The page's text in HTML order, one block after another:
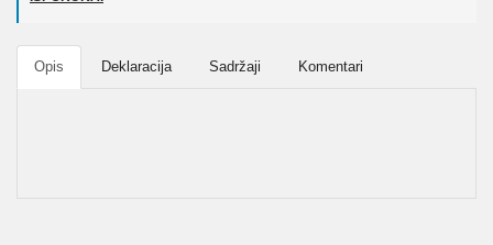
Opis Deklaracija Sadržaji Komentari